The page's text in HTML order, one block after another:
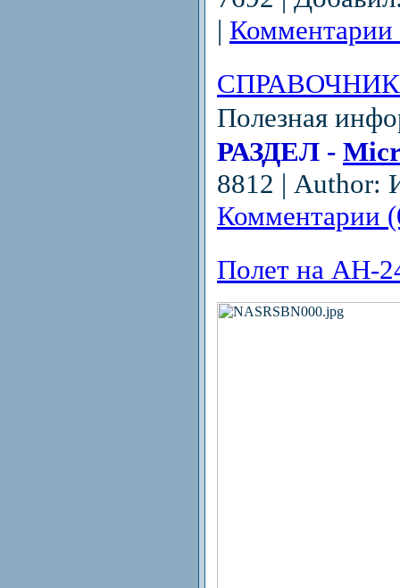
| Комментарии
СПРАВОЧНИК
Полезная
РАЗДЕЛ -
8812 | Author:
Комментарии
Полет на АН-